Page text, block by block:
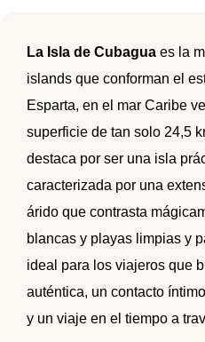
🌴 Península de Paria
Promociones
Contacto
La Isla de Cubagua es la
islands que conforman el
Esparta, en el mar Caribe
superficie de tan solo 24,5
destaca por ser una isla
caracterizada por una
árido que contrasta
blancas y playas limpias y
ideal para los viajeros que
auténtica, un contacto
y un viaje en el tiempo a